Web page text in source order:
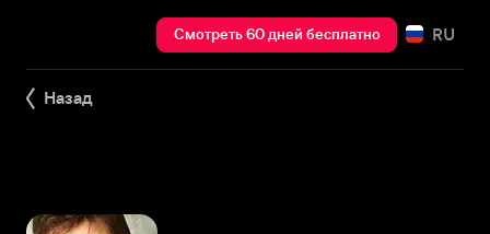
Смотреть 60 дней бесплатно RU
Назад